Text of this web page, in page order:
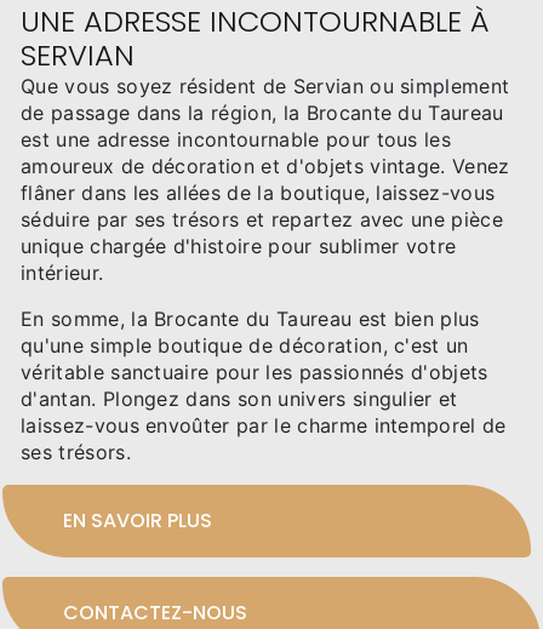
UNE ADRESSE INCONTOURNABLE À
SERVIAN
Que vous soyez résident de Servian ou simplement
de passage dans la région, la Brocante du Taureau
est une adresse incontournable pour tous les
amoureux de décoration et d'objets vintage. Venez
flâner dans les allées de la boutique, laissez-vous
séduire par ses trésors et repartez avec une pièce
unique chargée d'histoire pour sublimer votre
intérieur.
En somme, la Brocante du Taureau est bien plus
qu'une simple boutique de décoration, c'est un
véritable sanctuaire pour les passionnés d'objets
d'antan. Plongez dans son univers singulier et
laissez-vous envoûter par le charme intemporel de
ses trésors.
EN SAVOIR PLUS
CONTACTEZ-NOUS